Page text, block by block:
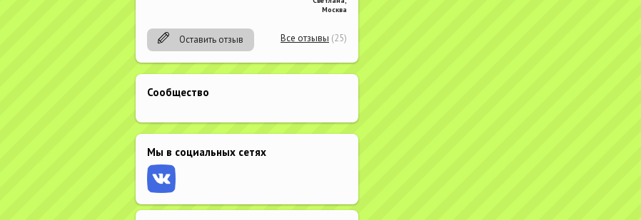
Москва
Оставить отзыв Все отзывы (25)
Сообщество
Мы в социальных сетях